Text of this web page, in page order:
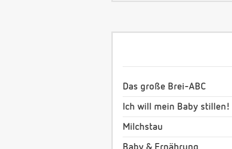
Das große Brei-ABC
Ich will mein Baby stillen!
Milchstau